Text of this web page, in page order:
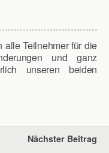
alle Teilnehmer für die
und ganz
unseren beiden
Nächster Beitrag